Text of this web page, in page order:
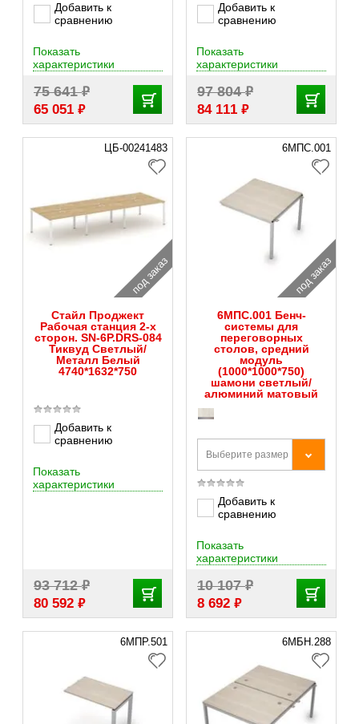
Добавить к
сравнению
75 641₽
65 051 ₽
Показать
характеристики
Добавить к
сравнению
97 804₽
84 111 ₽
Показать
характеристики
ЦБ-00241483
под заказ
Стайл Проджект
Рабочая станция 2-х
сторон. SN-6P.DRS-084
Тиквуд Светлый/
Металл Белый
4740*1632*750
Добавить к
сравнению
93 712₽
80 592 ₽
Показать
характеристики
6МПС.001
под заказ
6МПС.001 Бенч-
системы для
переговорных
столов, средний
модуль
(1000*1000*750)
шамони светлый/
алюминий матовый
Выберите размер
Добавить к
сравнению
10 107₽
8 692 ₽
Показать
характеристики
6МПР.501 6МБН.288